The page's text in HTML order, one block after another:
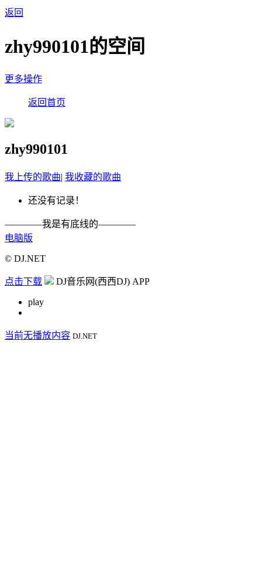
返回
zhy990101的空间
更多操作
返回首页
zhy990101
我上传的歌曲| 我收藏的歌曲
还没有记录！
————我是有底线的————
电脑版
© DJ.NET
点击下载 DJ音乐网(西西DJ) APP
play
当前无播放内容 DJ.NET